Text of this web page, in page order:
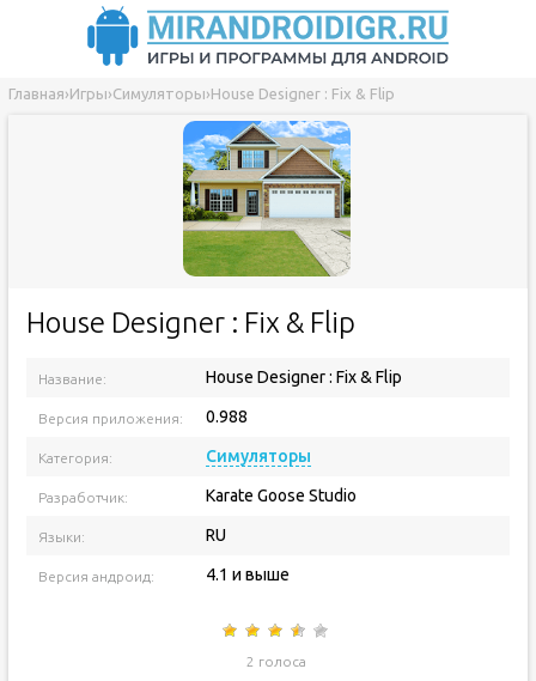
Главная›Игры›Симуляторы›House Designer : Fix & Flip
House Designer : Fix & Flip
Название: House Designer : Fix & Flip
Версия приложения: 0.988
Категория: Симуляторы
Разработчик: Karate Goose Studio
Языки: RU
Версия андроид: 4.1 и выше
2 голоса